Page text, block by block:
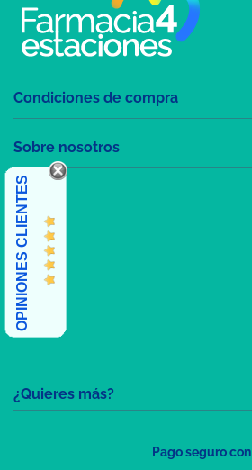
¿Quieres más?
Condiciones de compra
Sobre nosotros
OPINIONES CLIENTES
Pago seguro con